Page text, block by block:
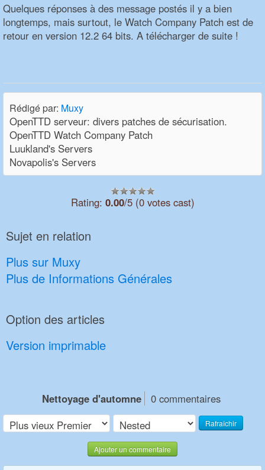
Quelques réponses à des message postés il y a bien
longtemps, mais surtout, le Watch Company Patch est de
retour en version 12.2 64 bits. A télécharger de suite !
Rédigé par: Muxy
OpenTTD serveur: divers patches de sécurisation.
OpenTTD Watch Company Patch
Luukland's Servers
Novapolis's Servers
Rating: 0.00/5 (0 votes cast)
Sujet en relation
Plus sur Muxy
Plus de Informations Générales
Option des articles
Version imprimable
Nettoyage d'automne 0 commentaires
Rafraîchir
Ajouter un commentaire